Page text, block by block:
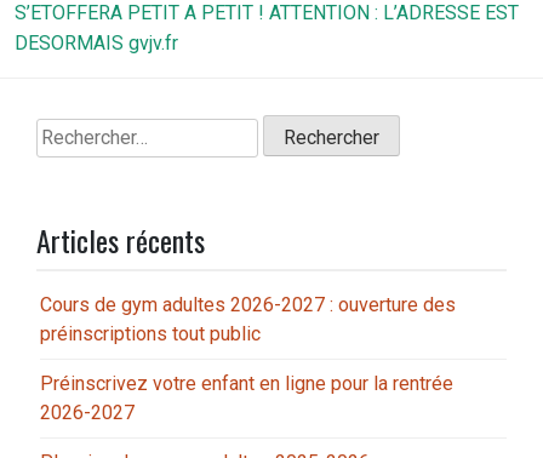
S’ETOFFERA PETIT A PETIT ! ATTENTION : L’ADRESSE EST
DESORMAIS gvjv.fr
Rechercher :
Articles récents
Cours de gym adultes 2026-2027 : ouverture des
préinscriptions tout public
Préinscrivez votre enfant en ligne pour la rentrée
2026-2027